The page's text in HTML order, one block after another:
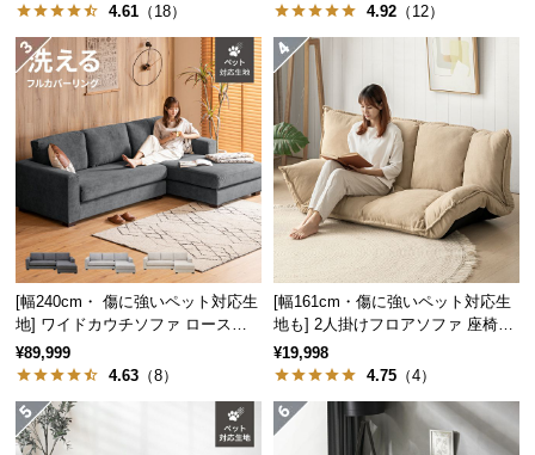
証
に
つ
会
規
約
つ
い
て
4.61 （18）
4.92 （12）
[幅240cm・ 傷に強いペット対応生
地] ワイドカウチソファ ロースタ
イル
¥89,999
4.63 （8）
[幅161cm・傷に強いペット対応生
地も] 2人掛けフロアソファ 座椅子
タイプ リクライニング
¥19,998
4.75 （4）